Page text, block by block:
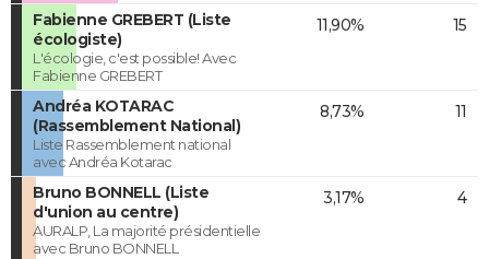
Fabienne GREBERT (Liste
écologiste)
L'écologie, c'est possible! Avec
Fabienne GREBERT
11,90% 15
Andréa KOTARAC
(Rassemblement National)
Liste Rassemblement national
avec Andréa Kotarac
8,73% 11
Bruno BONNELL (Liste
d'union au centre)
AURALP, La majorité présidentielle
avec Bruno BONNELL
3,17% 4